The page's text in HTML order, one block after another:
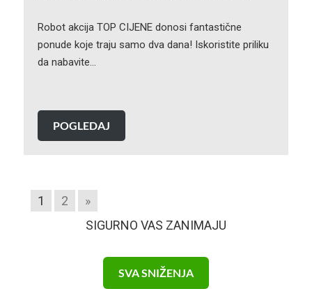
Robot akcija TOP CIJENE donosi fantastične
ponude koje traju samo dva dana! Iskoristite priliku
da nabavite…
POGLEDAJ
1 2
»
SIGURNO VAS ZANIMAJU
SVA SNIŽENJA